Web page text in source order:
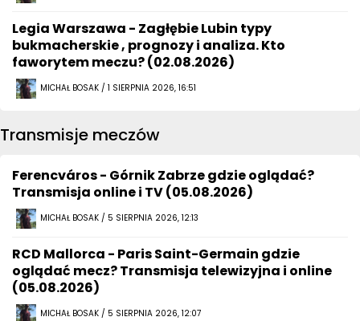
Legia Warszawa - Zagłębie Lubin typy
bukmacherskie , prognozy i analiza. Kto
faworytem meczu? (02.08.2026)
MICHAŁ BOSAK / 1 SIERPNIA 2026, 16:51
Transmisje meczów
Ferencváros - Górnik Zabrze gdzie oglądać?
Transmisja online i TV (05.08.2026)
MICHAŁ BOSAK / 5 SIERPNIA 2026, 12:13
RCD Mallorca - Paris Saint-Germain gdzie
oglądać mecz? Transmisja telewizyjna i online
(05.08.2026)
MICHAŁ BOSAK / 5 SIERPNIA 2026, 12:07